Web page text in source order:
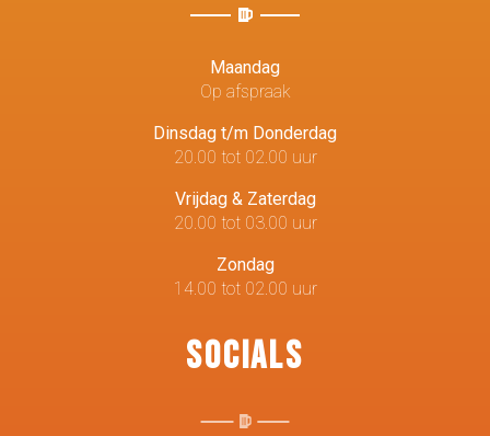
Maandag
Op afspraak
Dinsdag t/m Donderdag
20.00 tot 02.00 uur
Vrijdag & Zaterdag
20.00 tot 03.00 uur
Zondag
14.00 tot 02.00 uur
Socials